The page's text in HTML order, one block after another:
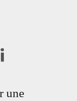
une